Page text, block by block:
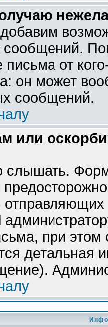
от
он может
сообщений.
или
слышать.
при этом
детальная